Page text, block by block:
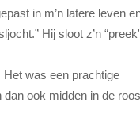
in m’n latere leven
Hij sloot z’n
was een prachtige
ook midden in de